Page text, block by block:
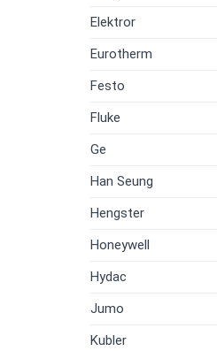
Elektror
Eurotherm
Festo
Fluke
Ge
Han Seung
Hengster
Honeywell
Hydac
Jumo
Kubler